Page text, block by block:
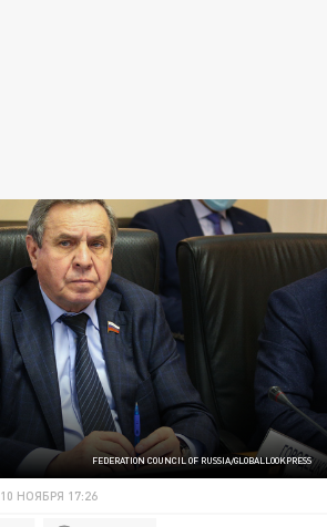
FEDERATION COUNCIL OF RUSSIA/GLOBALLOOKPRESS
10 НОЯБРЯ 17:26